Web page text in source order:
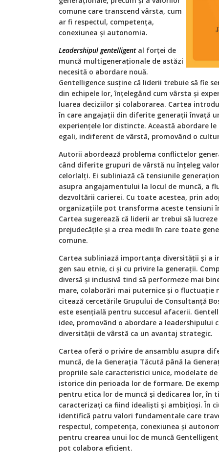
comune care transcend vârsta, cum
ar fi respectul, competența,
conexiunea și autonomia.
Leadershipul gentelligental forței de
muncă multigeneraționale de astăzi
necesită o abordare nouă.
Gentelligence susține că liderii trebuie să fie
din echipele lor, înțelegând cum vârsta și
luarea deciziilor și colaborarea. Cartea
în care angajații din diferite generații învață
experiențele lor distincte. Această abordare
egali, indiferent de vârstă, promovând o
Autorii abordează problema conflictelor
când diferite grupuri de vârstă nu înțeleg
celorlalți. Ei subliniază că tensiunile
asupra angajamentului la locul de muncă, a
dezvoltării carierei. Cu toate acestea, prin
organizațiile pot transforma aceste tensiuni
Cartea sugerează că liderii ar trebui să
prejudecățile și a crea medii în care toate
comune.
Cartea subliniază importanța diversității și a
gen sau etnie, ci și cu privire la generații.
diversă și inclusivă tind să performeze mai
mare, colaborări mai puternice și o fluctuație
citează cercetările Grupului de Consultanță
este esențială pentru succesul afacerii.
idee, promovând o abordare a leadershipului
diversității de vârstă ca un avantaj strategic.
Cartea oferă o privire de ansamblu asupra
muncă, de la Generația Tăcută până la
propriile sale caracteristici unice, modelate
istorice din perioada lor de formare. De
pentru etica lor de muncă și dedicarea lor, în
caracterizați ca fiind idealiști și ambițioși. În
identifică patru valori fundamentale care
respectul, competența, conexiunea și
pentru crearea unui loc de muncă
pot colabora eficient.